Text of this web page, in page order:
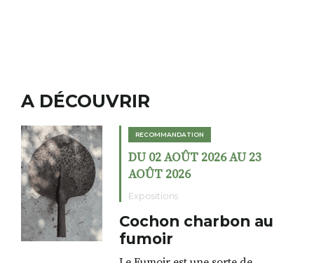
A DÉCOUVRIR
RECOMMANDATION
DU 02 AOÛT 2026 AU 23
AOÛT 2026
Expositions
Cochon charbon au
fumoir